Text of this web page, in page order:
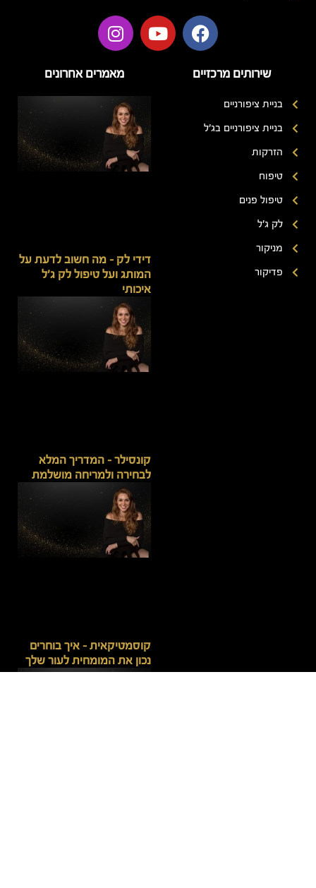
שירותים מרכזיים
בניית ציפורניים
בניית ציפורניים בג'ל
הזרקות
טיפוח
טיפול פנים
לק ג'ל
מניקור
פדיקור
מאמרים אחרונים
דידי לק – מה חשוב לדעת על
המותג ועל טיפול לק ג'ל
איכותי
קונסילר – המדריך המלא
לבחירה ולמריחה מושלמת
קוסמטיקאית – איך בוחרים
נכון את המומחית לעור שלך